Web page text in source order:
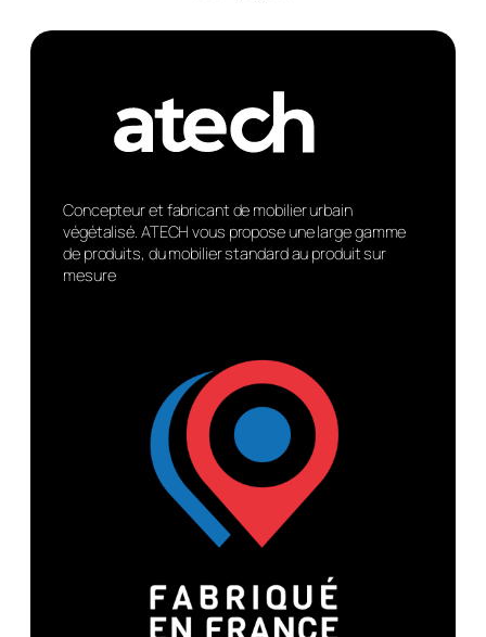
Concepteur et fabricant de mobilier urbain
végétalisé. ATECH vous propose une large gamme
de produits, du mobilier standard au produit sur
mesure